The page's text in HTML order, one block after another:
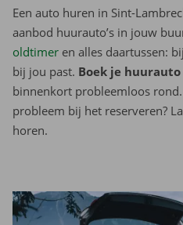
Een auto huren in Sint-
aanbod huurauto’s in jouw
oldtimer en alles daartussen:
bij jou past. Boek je
binnenkort probleemloos
probleem bij het reserveren?
horen.